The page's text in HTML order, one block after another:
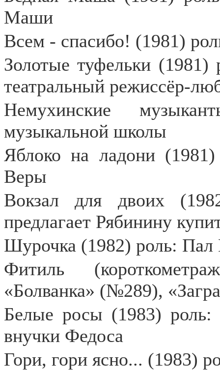
Маши
Всем - спасибо! (1981)
Золотые туфельки
театральный режиссёр-
Немухинские
музыкальной школы
Яблоко на ладони
Веры
Вокзал для двоих
предлагает Рябинину
Шурочка (1982) роль:
Фитиль
«Болванка» (№289),
Белые росы (1983)
внучки Федоса
Гори, гори ясно... (1983)